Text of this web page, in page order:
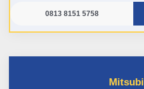
0813 8151 5758